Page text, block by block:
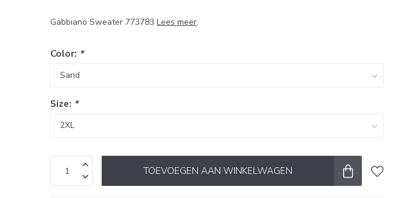
Gabbiano Sweater 773783Lees meer.
Color: *
Size: *
TOEVOEGEN AAN WINKELWAGEN